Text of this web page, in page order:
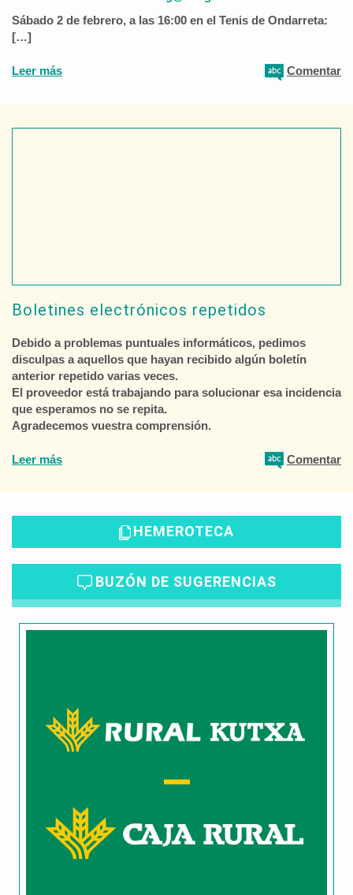
Sábado 2 de febrero, a las 16:00 en el Tenis de Ondarreta:
[…]
Leer más Comentar
Boletines electrónicos repetidos
Debido a problemas puntuales informáticos, pedimos
disculpas a aquellos que hayan recibido algún boletín
anterior repetido varias veces.
El proveedor está trabajando para solucionar esa incidencia
que esperamos no se repita.
Agradecemos vuestra comprensión.
Leer más Comentar
HEMEROTECA
BUZÓN DE SUGERENCIAS